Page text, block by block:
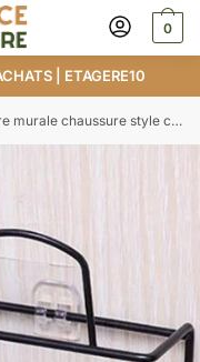
0
| ETAGERE10
chaussure style cintre en métal